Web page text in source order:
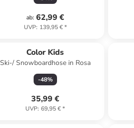
ab: 62,99 €
UVP: 139,95 €*
Color Kids
Ski-/ Snowboardhose in Rosa
-48%
35,99 €
UVP: 69,95 €*